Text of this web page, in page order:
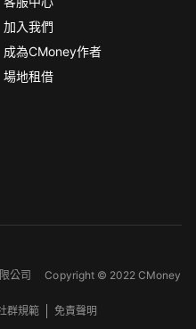
加入我們
成為CMoney作者
場地租借
限公司Copyright © 2022 CMoney
群規範 免責聲明